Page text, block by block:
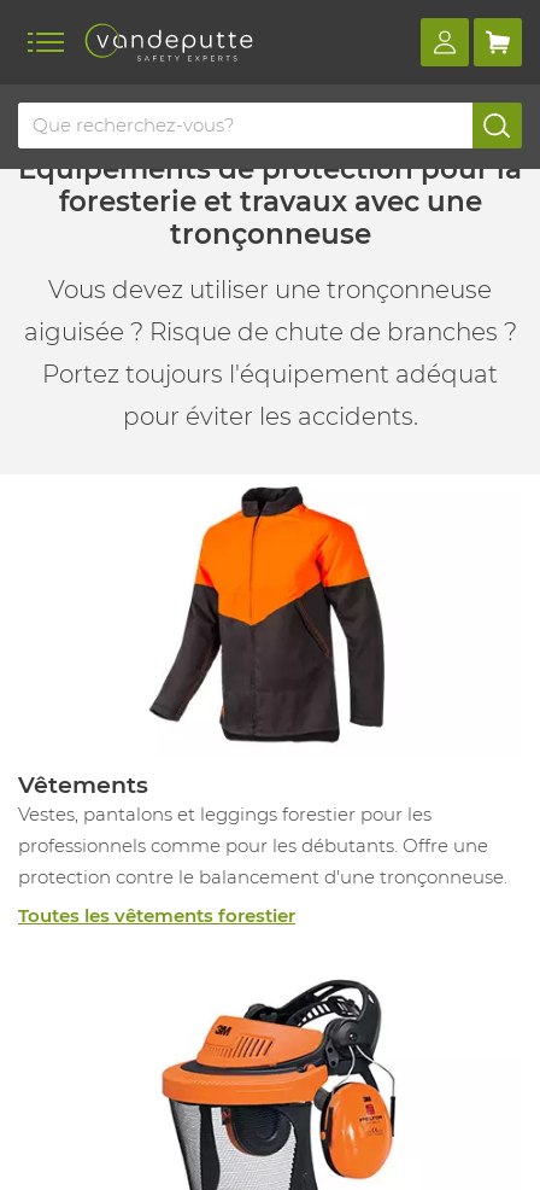
Équipements de protection pour la
foresterie et travaux avec une
tronçonneuse
Vous devez utiliser une tronçonneuse
aiguisée ? Risque de chute de branches ?
Portez toujours l'équipement adéquat
pour éviter les accidents.
Vêtements
Vestes, pantalons et leggings forestier pour les
professionnels comme pour les débutants. Offre une
protection contre le balancement d'une tronçonneuse.
Toutes les vêtements forestier